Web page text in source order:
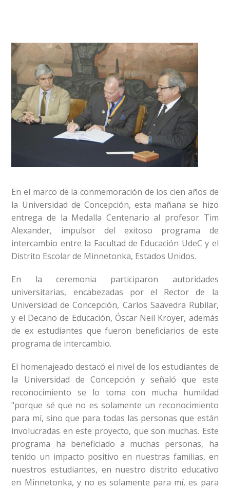
En el marco de la conmemoración de los cien años de
la Universidad de Concepción, esta mañana se hizo
entrega de la Medalla Centenario al profesor Tim
Alexander, impulsor del exitoso programa de
intercambio entre la Facultad de Educación UdeC y el
Distrito Escolar de Minnetonka, Estados Unidos.
En la ceremonia participaron autoridades
universitarias, encabezadas por el Rector de la
Universidad de Concepción, Carlos Saavedra Rubilar,
y el Decano de Educación, Óscar Neil Kroyer, además
de ex estudiantes que fueron beneficiarios de este
programa de intercambio.
El homenajeado destacó el nivel de los estudiantes de
la Universidad de Concepción y señaló que este
reconocimiento se lo toma con mucha humildad
"porque sé que no es solamente un reconocimiento
para mí, sino que para todas las personas que están
involucradas en este proyecto, que son muchas. Este
programa ha beneficiado a muchas personas, ha
tenido un impacto positivo en nuestras familias, en
nuestros estudiantes, en nuestro distrito educativo
en Minnetonka, y no es solamente para mí, es para